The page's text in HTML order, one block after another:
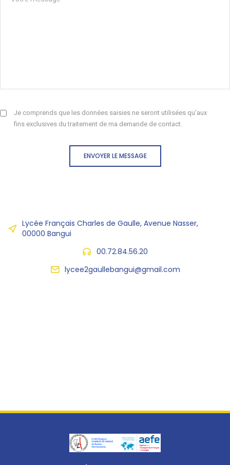
Je comprends que les données saisies ne seront utilisées qu'aux
fins exclusives du traitement de ma demande de contact.
ENVOYER LE MESSAGE
Lycée Français Charles de Gaulle, Avenue Nasser,
00000 Bangui
00.72.84.56.20
lycee2gaullebangui@gmail.com